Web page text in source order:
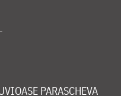
PARASCHEVA